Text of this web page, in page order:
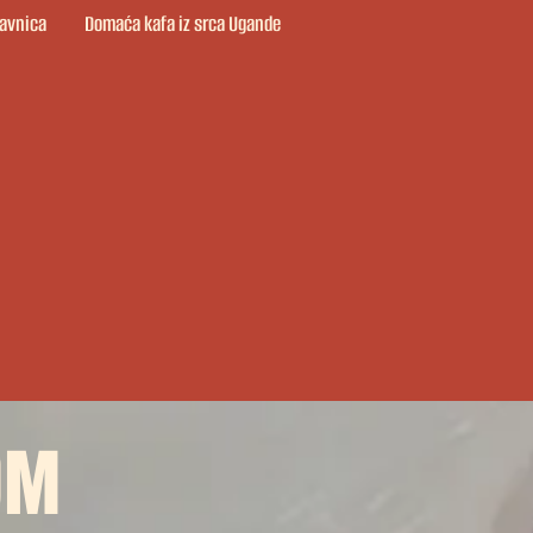
Domaća kafa iz srca Ugande